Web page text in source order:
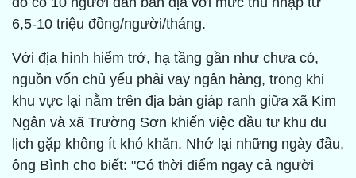
6,5-10 triệu đồng/người/tháng.
Với địa hình hiểm trở, hạ tầng gần như chưa có,
nguồn vốn chủ yếu phải vay ngân hàng, trong khi
khu vực lại nằm trên địa bàn giáp ranh giữa xã Kim
Ngân và xã Trường Sơn khiến việc đầu tư khu du
lịch gặp không ít khó khăn. Nhớ lại những ngày đầu,
ông Bình cho biết: "Có thời điểm ngay cả người